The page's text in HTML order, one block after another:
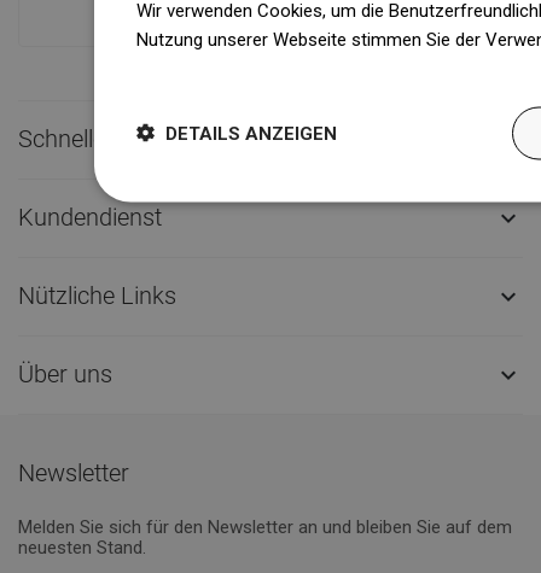
Schneller Kontakt 
Kundendienst 
Nützliche Links 
Über uns 
Newsletter
Melden Sie sich für den Newsletter an und bleiben Sie auf dem
neuesten Stand.
Wir verwenden Cookies, um die
Nutzung unserer Webseite stimmen Sie der
DETAILS ANZEIGEN